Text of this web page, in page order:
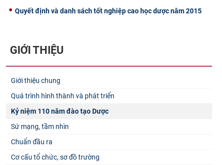
Quyết định và danh sách tốt nghiệp cao học dược năm 2015
GIỚI THIỆU
Giới thiệu chung
Quá trình hình thành và phát triển
Kỷ niệm 110 năm đào tạo Dược
Sứ mạng, tầm nhìn
Chuẩn đầu ra
Cơ cấu tổ chức, sơ đồ trường